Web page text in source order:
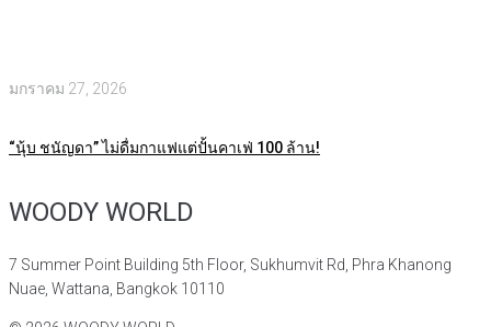
มกราคม 27, 2026
“นุ้บ ชนัญดา” ไม่ดื่มกาแฟแต่ปั้นคาเฟ่ 100 ล้าน!
WOODY WORLD
7 Summer Point Building 5th Floor, Sukhumvit Rd, Phra Khanong
Nuae, Wattana, Bangkok 10110